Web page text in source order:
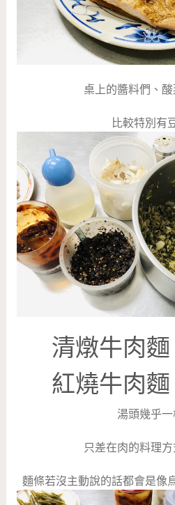
桌上的醬料們、酸
比較特別有
清燉牛肉
紅燒牛肉
湯頭幾乎一
只差在肉的料理方
麵條若沒主動說的話都會是像